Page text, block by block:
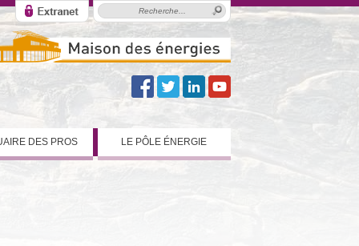
DES PROS LE PÔLE ÉNERGIE